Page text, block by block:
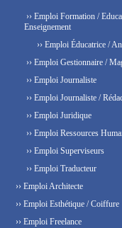
›› Emploi Formation /
Enseignement
›› Emploi Éducatrice /
›› Emploi Gestionnaire /
›› Emploi Journaliste
›› Emploi Journaliste /
›› Emploi Juridique
›› Emploi Ressources
›› Emploi Superviseurs
›› Emploi Traducteur
›› Emploi Architecte
›› Emploi Esthétique / Coiffure
›› Emploi Freelance